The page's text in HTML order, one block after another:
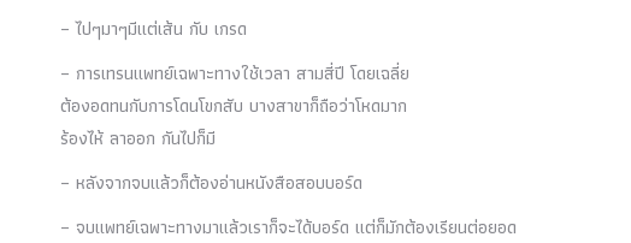
– ไปๆมาๆมีแต่เส้น กับ เกรด
– การเทรนแพทย์เฉพาะทางใช้เวลา สามสี่ปี โดยเฉลี่ย
ต้องอดทนกับการโดนโขกสับ บางสาขาก็ถือว่าโหดมาก
ร้องไห้ ลาออก กันไปก็มี
– หลังจากจบแล้วก็ต้องอ่านหนังสือสอบบอร์ด
– จบแพทย์เฉพาะทางมาแล้วเราก็จะได้บอร์ด แต่ก็มักต้องเรียนต่อยอด